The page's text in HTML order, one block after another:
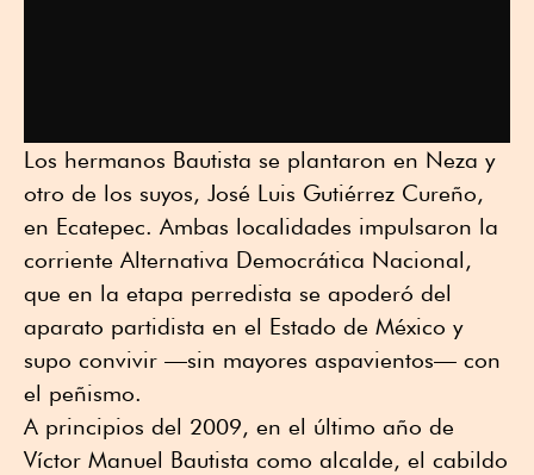
Los hermanos Bautista se plantaron en Neza y
otro de los suyos, José Luis Gutiérrez Cureño,
en Ecatepec. Ambas localidades impulsaron la
corriente Alternativa Democrática Nacional,
que en la etapa perredista se apoderó del
aparato partidista en el Estado de México y
supo convivir —sin mayores aspavientos— con
el peñismo.
A principios del 2009, en el último año de
Víctor Manuel Bautista como alcalde, el cabildo